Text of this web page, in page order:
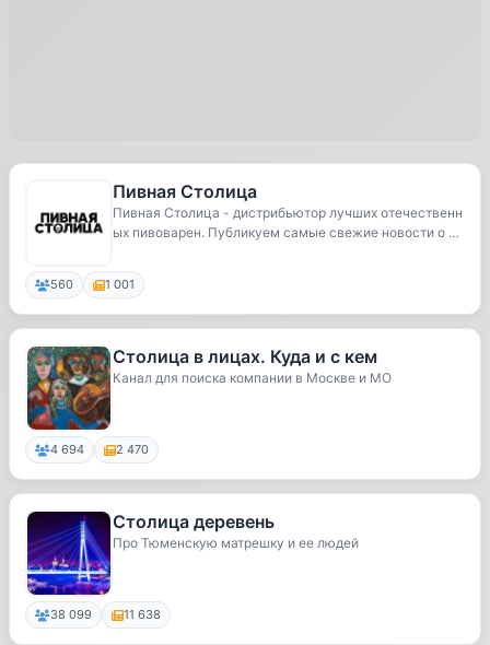
Пивная Столица
Пивная Столица - дистрибьютор лучших отечественн
ых пивоварен. Публикуем самые свежие новости о С
560 1 001
Столица в лицах. Куда и с кем
Канал для поиска компании в Москве и МО
4 694 2 470
Столица деревень
Про Тюменскую матрешку и ее людей
38 099 11 638